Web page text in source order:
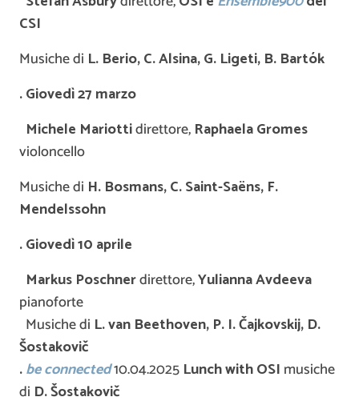
CSI
Musiche di L. Berio, C. Alsina, G. Ligeti, B. Bartók
. Giovedì 27 marzo
Michele Mariottidirettore, Raphaela Gromes
violoncello
Musiche di H. Bosmans, C. Saint-Saëns, F.
Mendelssohn
. Giovedì 10 aprile
Markus Poschnerdirettore,Yulianna Avdeeva
pianoforte
Musiche di L. van Beethoven, P. I.Čajkovskij, D.
Šostakovič
.be connected10.04.2025 Lunch with OSI musiche
di D.Šostakovič